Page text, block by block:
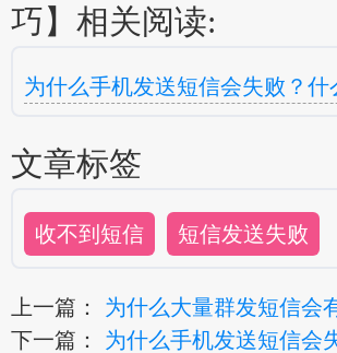
巧】相关阅读:
为什么手机发送短信会失败？什
文章标签
收不到短信 短信发送失败
上一篇： 为什么大量群发短信会
下一篇： 为什么手机发送短信会